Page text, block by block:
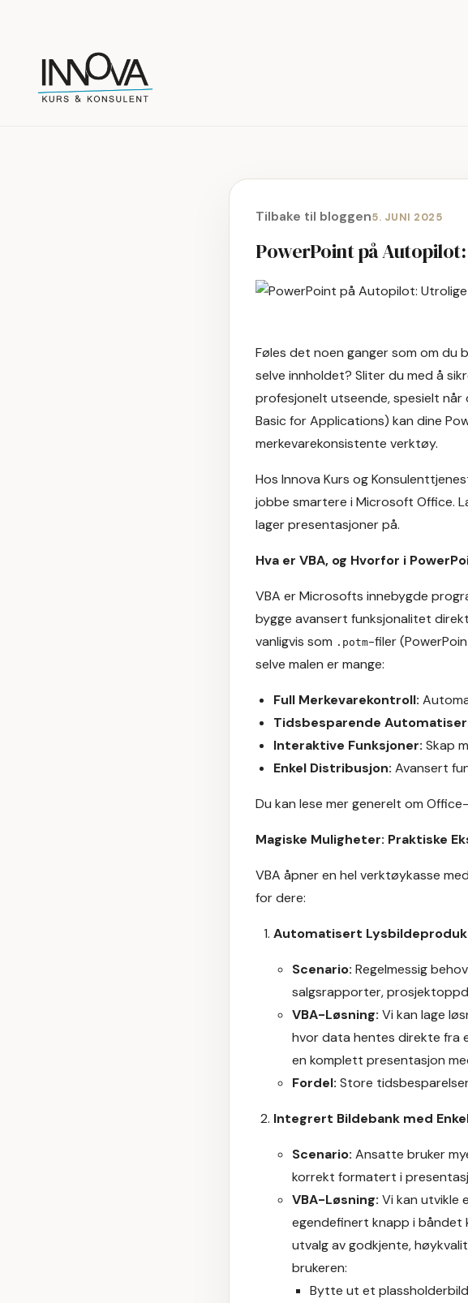
Tilbake til bloggen5. JUNI 2025
PowerPoint på
Føles det noen ganger som om du
selve innholdet? Sliter du med å
profesjonelt utseende, spesielt når
Basic for Applications) kan dine
merkevarekonsistente verktøy.
Hos Innova Kurs og
jobbe smartere i Microsoft Office.
lager presentasjoner på.
Hva er VBA, og Hvorfor i
VBA er Microsofts innebygde
bygge avansert funksjonalitet
vanligvis som .potm-filer
selve malen er mange:
Full Merkevarekontroll:
Tidsbesparende
Interaktive Funksjoner: Skap
Enkel Distribusjon: Avansert
Du kan lese mer generelt om
Magiske Muligheter: Praktiske
VBA åpner en hel verktøykasse
for dere:
Automatisert
Scenario: Regelmessig
salgsrapporter,
VBA-Løsning: Vi kan lage
hvor data hentes direkte fra
en komplett presentasjon
Fordel: Store
Integrert Bildebank med
Scenario: Ansatte bruker
korrekt formatert i
VBA-Løsning: Vi kan utvikle
egendefinert knapp i båndet
utvalg av godkjente,
brukeren:
Bytte ut et